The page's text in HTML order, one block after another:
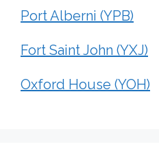
Port Alberni (YPB)
Fort Saint John (YXJ)
Oxford House (YOH)